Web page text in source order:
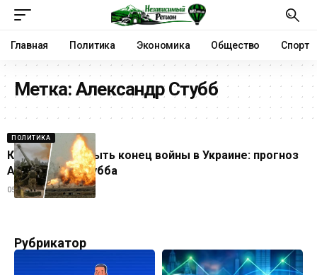
Главная Политика Экономика Общество Спорт
Метка: Александр Стубб
ПОЛИТИКА
Каким может быть конец войны в Украине: прогноз
Александра Стубба
05.05.2026
Рубрикатор